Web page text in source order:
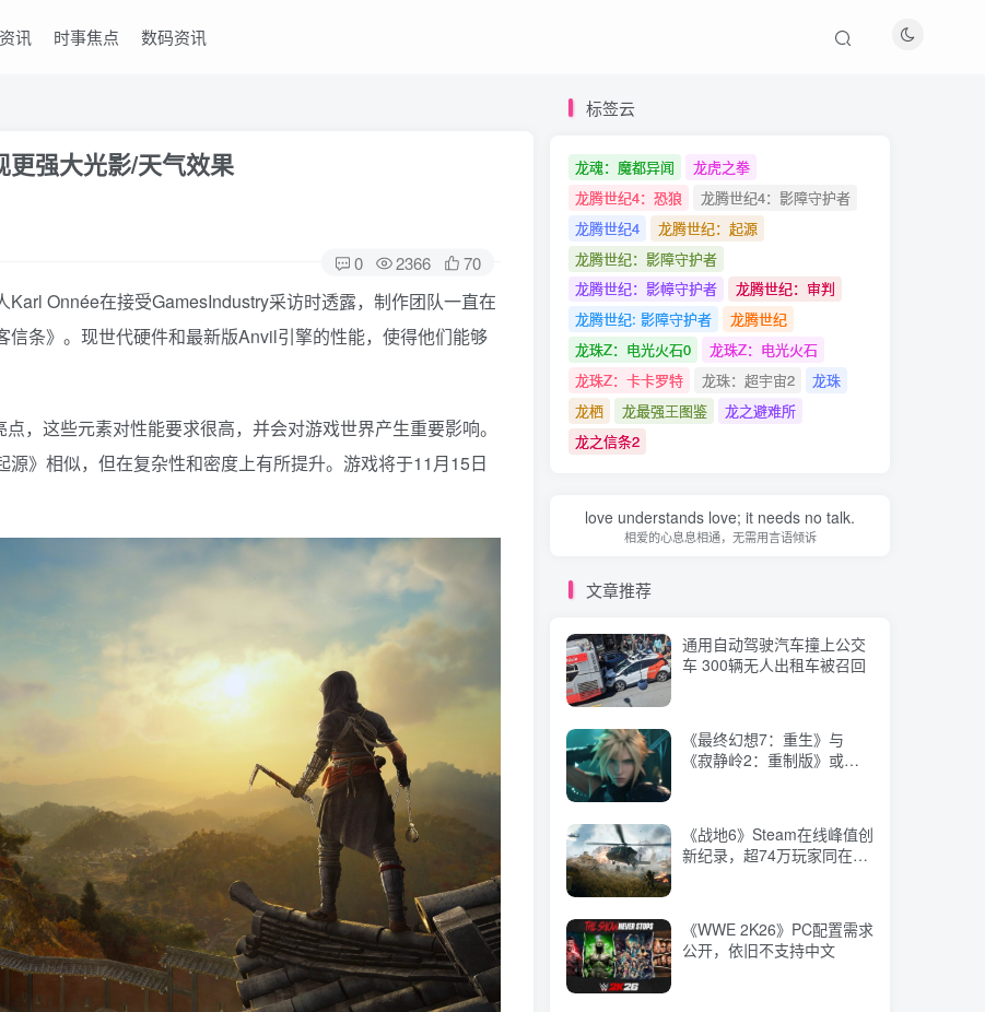
讯 时事焦点 数码资讯
更强大光影/天气效果
0 2366 70
Karl Onnée在接受GamesIndustry采访时透露，制作团队一直在
条》。现世代硬件和最新版Anvil引擎的性能，使得他们能够
，这些元素对性能要求很高，并会对游戏世界产生重要影响。
源》相似，但在复杂性和密度上有所提升。游戏将于11月15日
标签云
龙魂：魔都异闻
龙虎之拳
龙腾世纪4：恐狼
龙腾世纪4：影障守护者
龙腾世纪4
龙腾世纪：起源
龙腾世纪：影障守护者
龙腾世纪：影幛守护者
龙腾世纪：审判
龙腾世纪: 影障守护者
龙腾世纪
龙珠Z：电光火石0
龙珠Z：电光火石
龙珠Z：卡卡罗特
龙珠：超宇宙2
龙珠
龙栖
龙最强王图鉴
龙之避难所
龙之信条2
文章推荐
《最终幻想7：重生》与
《寂静岭2：重制版》或将
《战地6》Steam在线峰值创
新纪录，超74万玩家同在
《WWE 2K26》PC配置需求
公开，依旧不支持中文
联机格斗休闲游戏《女神试
炼》上线Steam
标签云
龙魂：魔都异闻
龙虎之拳
龙腾世纪4：恐狼
龙腾世纪4：影障守护者
龙腾世纪4
龙腾世纪：起源
龙腾世纪：影障守护者
龙腾世纪：影幛守护者
龙腾世纪：审判
龙腾世纪: 影障守护者
龙腾世纪
龙珠Z：电光火石0
龙珠Z：电光火石
龙珠Z：卡卡罗特
龙珠：超宇宙2
龙珠
龙栖
龙最强王图鉴
龙之避难所
龙之信条2
love understands love; it needs no talk.
相爱的心息息相通，无需用言语倾诉
文章推荐
通用自动驾驶汽车撞上公交
车 300辆无人出租车被召回
《最终幻想7：重生》与
《寂静岭2：重制版》或将
《战地6》Steam在线峰值创
新纪录，超74万玩家同在
《WWE 2K26》PC配置需求
公开，依旧不支持中文